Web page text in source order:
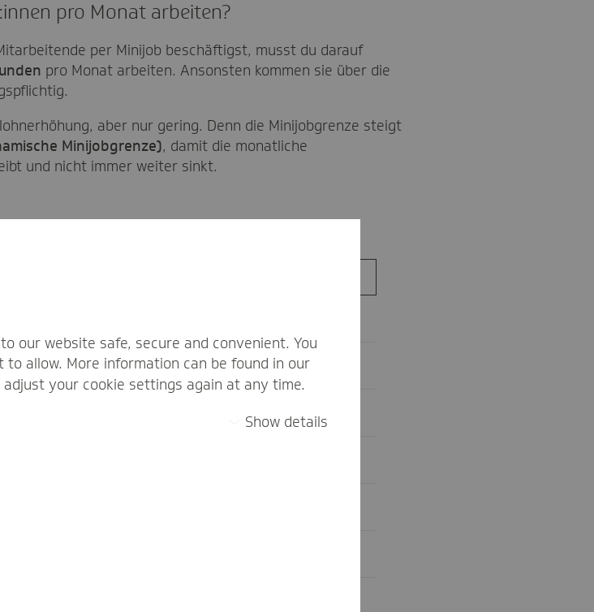
pro Monat arbeiten?
per Minijob beschäftigst, musst du darauf
pro Monat arbeiten. Ansonsten kommen sie über die
aber nur gering. Denn die Minijobgrenze steigt
Minijobgrenze), damit die monatliche
und nicht immer weiter sinkt.
Mindestlohnwerte?
13,90 Euro
our website safe, secure and convenient. You
to allow. More information can be found in our
adjust your cookie settings again at any time.
Show details